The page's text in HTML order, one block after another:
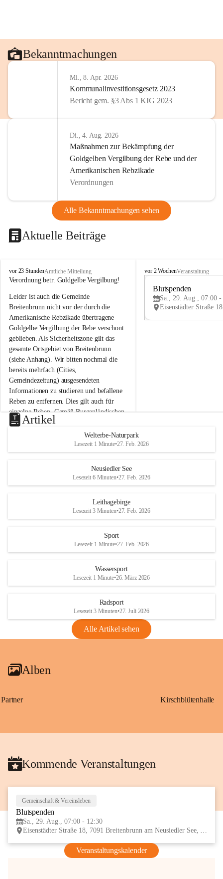
Bekanntmachungen
Mi., 8. Apr. 2026
Kommunalinvestitionsgesetz 2023
Bericht gem. §3 Abs 1 KIG 2023
Di., 4. Aug. 2026
Maßnahmen zur Bekämpfung der
Goldgelben Vergilbung der Rebe und der
Amerikanischen Rebzikade
Verordnungen
Alle Bekanntmachungen sehen
Aktuelle Beiträge
B
r
i
t
e
n
b
r
u
n
n
a
m
N
e
u
s
d
S
vor 23 StundenAmtliche Mitteilung
Verordnung betr. Goldgelbe Vergilbung!
Leider ist auch die Gemeinde
Breitenbrunn nicht vor der durch die
Amerikanische Rebzikade übertragene
Goldgelbe Vergilbung der Rebe verschont
geblieben. Als Sicherheitszone gilt das
gesamte Ortsgebiet von Breitenbrunn
(siehe Anhang). Wir bitten nochmal die
bereits mehrfach (Cities,
Gemeindezeitung) ausgesendeten
Informationen zu studieren und befallene
Reben zu entfernen. Dies gilt auch für
einzelne Reben. Gemäß Burgenländischen
Weinbaugesetz sind nicht gepflegte oder
unzulässige Weingärten zu roden! Bitte
helfen wir zusammen um unsere Winzer
vor den prognostizierten Ernteausfällen
und den daraus folgenden wirtschaftlichen
Maßnahmen zur Bekämpfung
Rebe und der Amerikanischen
Anhang VBl. EU Nr. 18
1 Seite•1,4 MB
VBl. EU Nr. 18_2026
B
e
u
e
d
r
S
vor 2 WochenVeranstaltung
Blutspenden
Sa., 29. Aug., 07:00 -
Artikel
Welterbe-Naturpark
Lesezeit 1 Minute•27. Feb. 2026
Neusiedler See
Lesezeit 6 Minuten•27. Feb. 2026
Leithagebirge
Lesezeit 3 Minuten•27. Feb. 2026
Sport
Lesezeit 1 Minute•27. Feb. 2026
Wassersport
Lesezeit 1 Minute•26. März 2026
Radsport
Lesezeit 3 Minuten•27. Juli 2026
Alle Artikel sehen
Alben
Partner Kirschblütenhalle
Kommende Veranstaltungen
Gemeinschaft & Vereinsleben
Blutspenden
Sa., 29. Aug., 07:00 - 12:30
Eisenstädter Straße 18, 7091 Breitenbrunn am Neusiedler See, AUT
Veranstaltungskalender